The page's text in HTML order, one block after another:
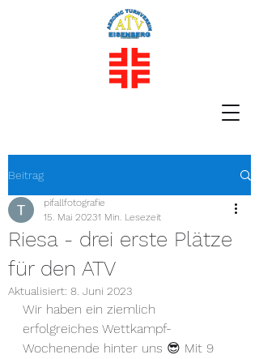
Beitrag
Riesa - drei erste Plätze
für den ATV
pifallfotografie
15. Mai 20231 Min. Lesezeit
Aktualisiert: 8. Juni 2023
Wir haben ein ziemlich
erfolgreiches Wettkampf-
Wochenende hinter uns 😎 Mit 9